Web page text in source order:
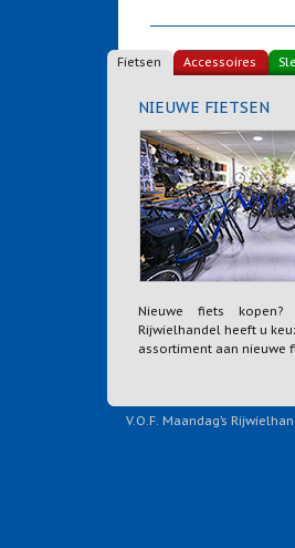
Fietsen Accessoires
NIEUWE FIETSEN
Nieuwe fiets kopen?
Rijwielhandel heeft u
assortiment aan nieuwe
V.O.F. Maandag’s